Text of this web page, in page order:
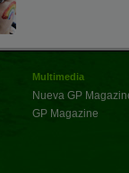
Multimedia
Nueva GP
GP Magazine